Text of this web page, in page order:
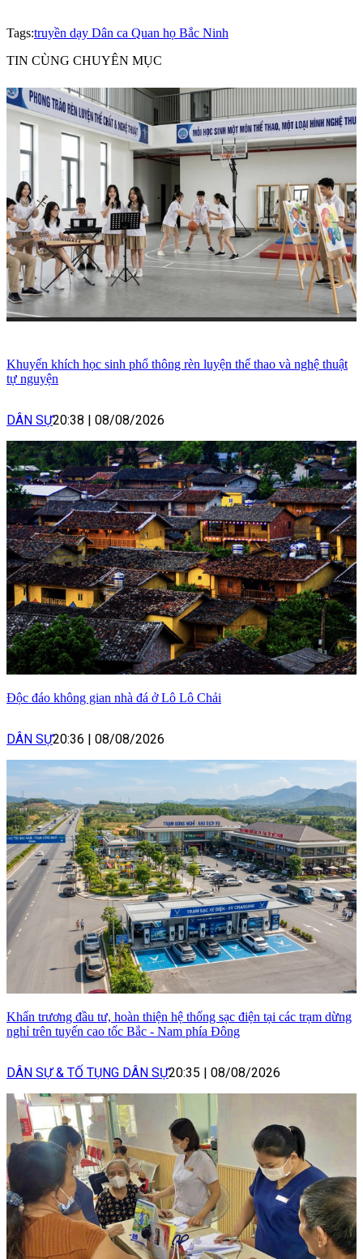
Tags:truyền dạy Dân ca Quan họ Bắc Ninh
TIN CÙNG CHUYÊN MỤC
Khuyến khích học sinh phổ thông rèn luyện thể thao và nghệ thuật
tự nguyện
DÂN SỰ20:38 08/08/2026
Độc đáo không gian nhà đá ở Lô Lô Chải
DÂN SỰ20:36 08/08/2026
Khẩn trương đầu tư, hoàn thiện hệ thống sạc điện tại các trạm dừng
nghỉ trên tuyến cao tốc Bắc - Nam phía Đông
DÂN SỰ & TỐ TỤNG DÂN SỰ20:35 08/08/2026